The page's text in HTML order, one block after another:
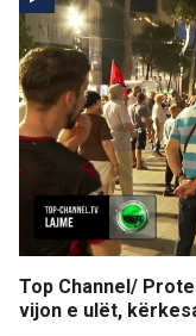
Top Channel/
vijon e ulët,